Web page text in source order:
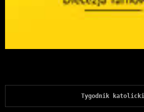
Tygodnik katolicki